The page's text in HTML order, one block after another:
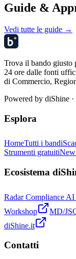
Guide &
Vedi tutte le guide →
Trova il bando giusto
24 ore dalle fonti
di Commercio,
Powered by diShine
Esplora
HomeTutti i bandi
Strumenti gratuiti
Ecosistema
Radar Compliance
Workshop
MD/
diShine.it
Contatti